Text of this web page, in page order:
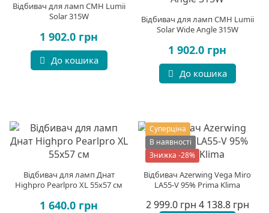
Відбивач для ламп СMH Lumii
Solar 315W
1 902.0 грн
До кошика
Відбивач для ламп СMH Lumii
Solar Wide Angle 315W
1 902.0 грн
До кошика
Відбивач для ламп Днат
Highpro Pearlpro XL 55х57 см
1 640.0 грн
Суперціна
В наявності
Знижка -28%
Відбивач Azerwing Vega Miro
LA55-V 95% Prima Klima
2 999.0 грн 4 138.8 грн